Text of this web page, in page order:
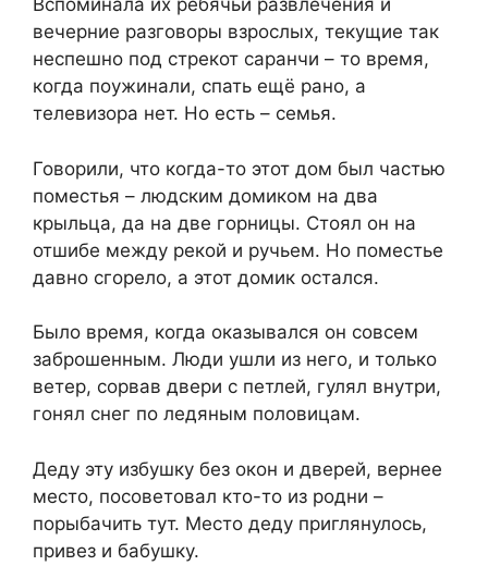
Вспоминала их ребячьи развлечения и
вечерние разговоры взрослых, текущие так
неспешно под стрекот саранчи – то время,
когда поужинали, спать ещё рано, а
телевизора нет. Но есть – семья.
Говорили, что когда-то этот дом был частью
поместья – людским домиком на два
крыльца, да на две горницы. Стоял он на
отшибе между рекой и ручьем. Но поместье
давно сгорело, а этот домик остался.
Было время, когда оказывался он совсем
заброшенным. Люди ушли из него, и только
ветер, сорвав двери с петлей, гулял внутри,
гонял снег по ледяным половицам.
Деду эту избушку без окон и дверей, вернее
место, посоветовал кто-то из родни –
порыбачить тут. Место деду приглянулось,
привез и бабушку.